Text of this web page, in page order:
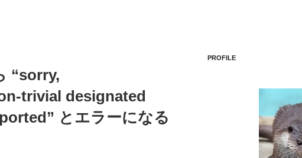
“sorry,
trivial designated
とエラーになる
PROFILE